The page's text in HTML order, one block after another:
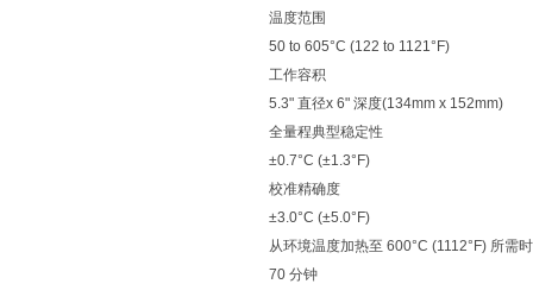
温度范围
50 to 605°C (122 to 1121°F)
工作容积
5.3" 直径x 6" 深度(134mm x 152mm)
全量程典型稳定性
±0.7°C (±1.3°F)
校准精确度
±3.0°C (±5.0°F)
从环境温度加热至 600°C (1112°F) 所需
70 分钟